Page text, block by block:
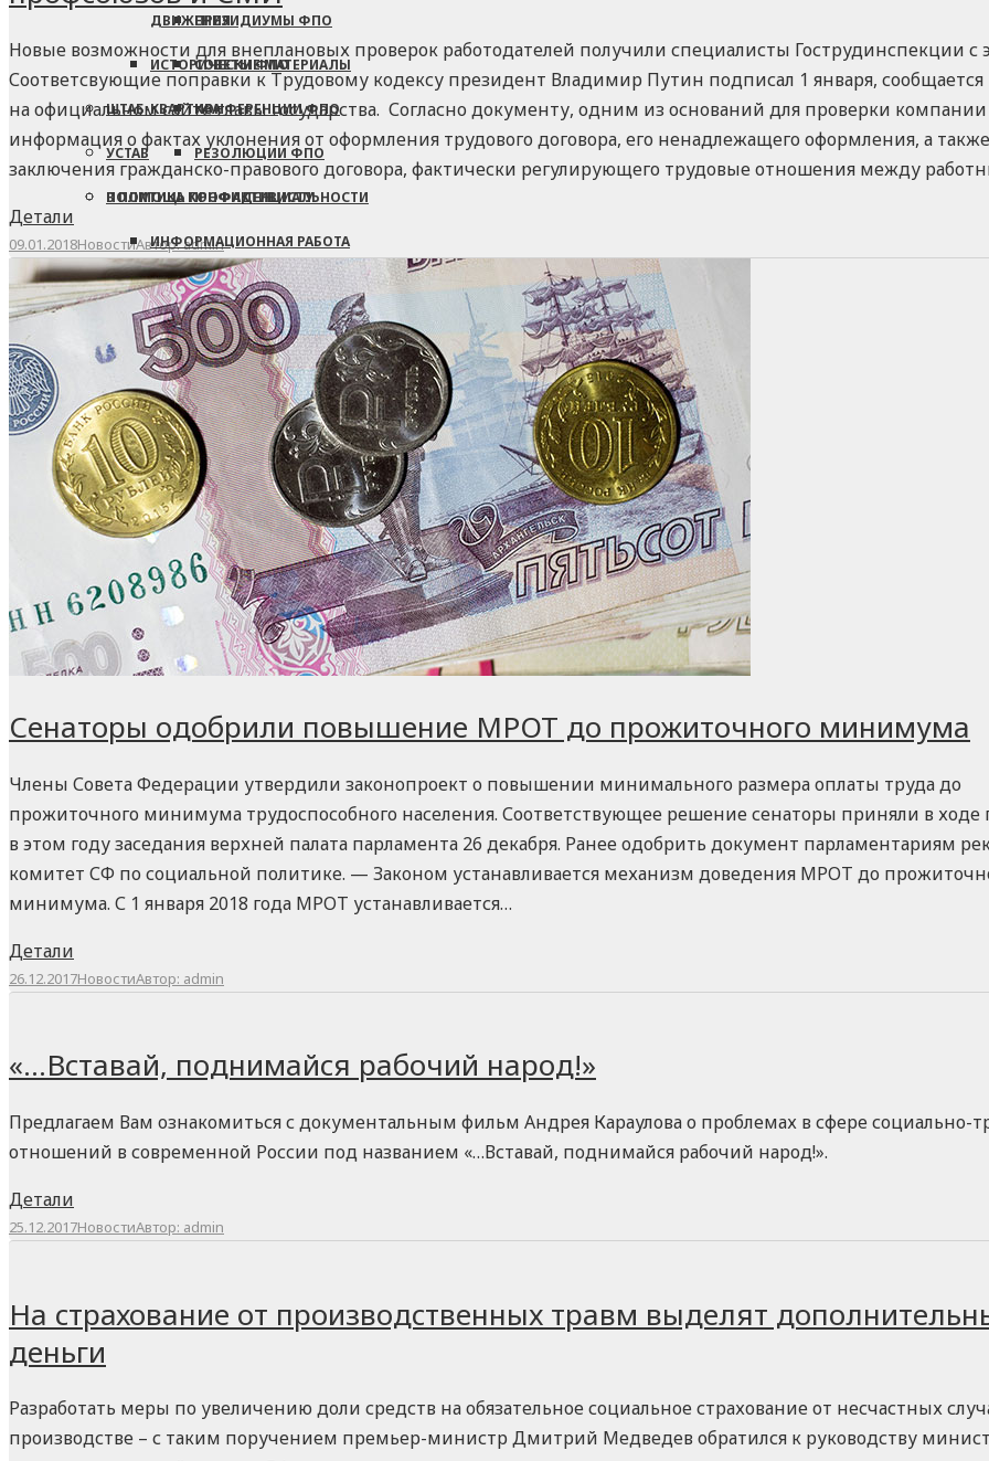
ПРЕЗИДИУМЫ ФПО
СОВЕТЫ ФПО
КОНФЕРЕНЦИИ ФПО
РЕЗОЛЮЦИИ ФПО
В ПОМОЩЬ ПРОФАКТИВИСТУ
ИНФОРМАЦИОННАЯ РАБОТА
АГИТАЦИОННАЯ ПРОДУКЦИЯ
ПОЛЕЗНАЯ ИНФОРМАЦИЯ
ПРЕЗЕНТАЦИИ
МЕТОДИЧЕСКИЕ РЕКОМЕНДАЦИИ
КОНКУРСЫ-ПРОЕКТЫ
ПАРТНЕРЫ И СОГЛАШЕНИЯ
ПРОФСОЮЗНЫЕ НАГРАДЫ
ПРОФСОЮЗНОЕ ОБУЧЕНИЕ
ДВИЖЕНИЯ
ИСТОРИЧЕСКИЕ МАТЕРИАЛЫ
ШТАБ-КВАРТИРА
УСТАВ
ПОЛИТИКА КОНФИДЕНЦИАЛЬНОСТИ
Новые возможности для внеплановых проверок работодателей получили специалисты Гострудинспекции с
Соответсвующие поправки к Трудовому кодексу президент Владимир Путин подписал 1 января, сообщается
на официальном сайте главы государства. Согласно документу, одним из оснований для проверки компании
информация о фактах уклонения от оформления трудового договора, его ненадлежащего оформления, а также
заключения гражданско-правового договора, фактически регулирующего трудовые отношения между
Детали
09.01.2018НовостиАвтор:admin
Сенаторы одобрили повышение МРОТ до прожиточного минимума
Члены Совета Федерации утвердили законопроект о повышении минимального размера оплаты труда до
прожиточного минимума трудоспособного населения. Соответствующее решение сенаторы приняли в ходе
в этом году заседания верхней палата парламента 26 декабря. Ранее одобрить документ парламентариям
комитет СФ по социальной политике. — Законом устанавливается механизм доведения МРОТ до
минимума. С 1 января 2018 года МРОТ устанавливается…
Детали
26.12.2017НовостиАвтор: admin
«…Вставай, поднимайся рабочий народ!»
Предлагаем Вам ознакомиться с документальным фильм Андрея Караулова о проблемах в сфере социально-
отношений в современной России под названием «…Вставай, поднимайся рабочий народ!».
Детали
25.12.2017НовостиАвтор: admin
На страхование от производственных травм выделят
деньги
Разработать меры по увеличению доли средств на обязательное социальное страхование от несчастных
производстве – с таким поручением премьер-министр Дмитрий Медведев обратился к руководству